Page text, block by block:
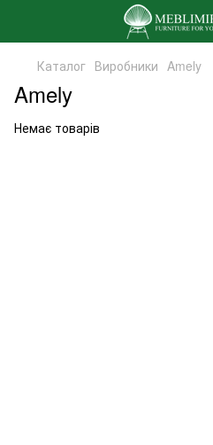
Каталог Виробники Amely
Amely
Немає товарів